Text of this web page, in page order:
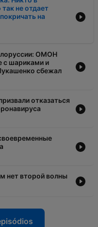
не отдает
на
ОМОН
с шариками и
сбежал
отказаться
нет второй волны